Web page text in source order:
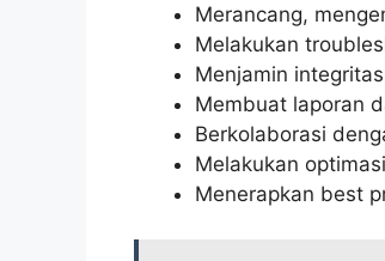
Merancang,
Melakukan
Menjamin
Membuat laporan
Berkolaborasi
Melakukan
Menerapkan best